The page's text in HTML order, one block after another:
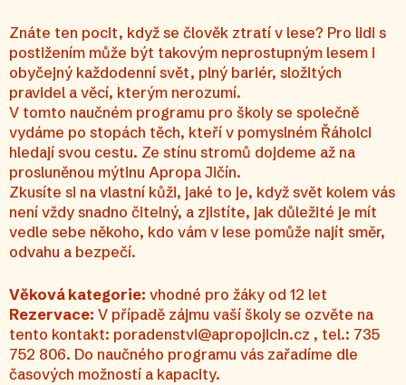
Znáte ten pocit, když se člověk ztratí v lese? Pro lidi s
postižením může být takovým neprostupným lesem i
obyčejný každodenní svět, plný bariér, složitých
pravidel a věcí, kterým nerozumí.
V tomto naučném programu pro školy se společně
vydáme po stopách těch, kteří v pomyslném Řáholci
hledají svou cestu. Ze stínu stromů dojdeme až na
prosluněnou mýtinu Apropa Jičín.
Zkusíte si na vlastní kůži, jaké to je, když svět kolem vás
není vždy snadno čitelný, a zjistíte, jak důležité je mít
vedle sebe někoho, kdo vám v lese pomůže najít směr,
odvahu a bezpečí.
Věková kategorie: vhodné pro žáky od 12 let
Rezervace: V případě zájmu vaší školy se ozvěte na
tento kontakt: poradenstvi@apropojicin.cz , tel.: 735
752 806. Do naučného programu vás zařadíme dle
časových možností a kapacity.